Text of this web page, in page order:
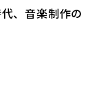
、音楽制作の